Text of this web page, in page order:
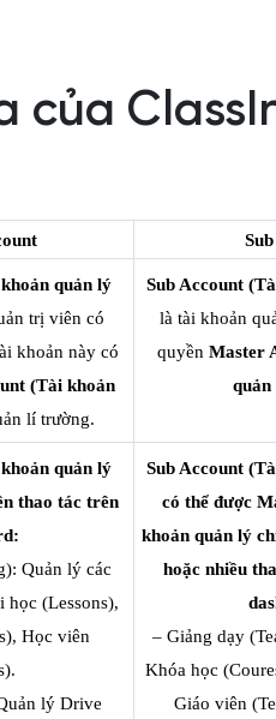
của
quản lý
trị viên có
khoản này có
(Tài khoản
lí trường.
Sub Account
là tài khoản
quyền Master
quản
quản lý
thao tác trên
Quản lý các
học (Lessons),
Học viên
lý Drive
Sub Account
có thể được
khoản quản lý
hoặc nhiều
– Giảng dạy
Khóa học
Giáo viên